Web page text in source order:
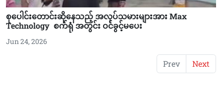
စုပေါင်းတောင်းဆိုနေသည့် အလုပ်သမားများအား Max
Technology စက်ရုံ အတွင်း ဝင်ခွင့်မပေး
Jun 24, 2026
Prev Next